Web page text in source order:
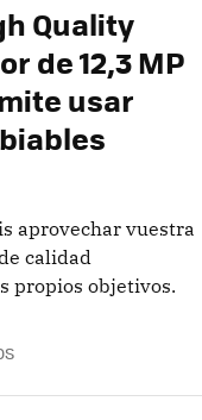
Quality
de 12,3 MP
usar
aprovechar vuestra
calidad
propios objetivos.